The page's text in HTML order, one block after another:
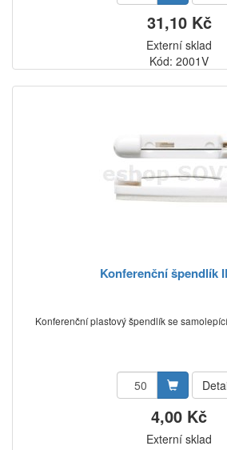
31,10 Kč
Externí sklad
Kód: 2001V
Konferenční špendlík
Konferenční plastový špendlík se
4,00 Kč
Externí sklad